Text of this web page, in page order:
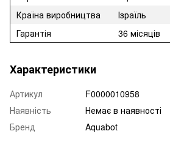
Країна виробництва
Ізраїль
Гарантія
36 місяців
Характеристики
Артикул
F0000010958
Наявність
Немає в наявності
Бренд
Aquabot